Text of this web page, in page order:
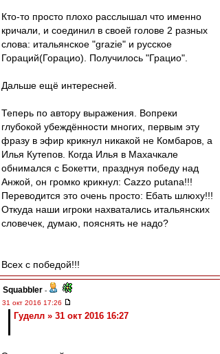
Кто-то просто плохо расслышал что именно
кричали, и соединил в своей голове 2 разных
слова: итальянское "grazie" и русское
Гораций(Горацио). Получилось "Грацио".
Дальше ещё интересней.
Теперь по автору выражения. Вопреки
глубокой убеждённости многих, первым эту
фразу в эфир крикнул никакой не Комбаров, а
Илья Кутепов. Когда Илья в Махачкале
обнимался с Бокетти, празднуя победу над
Анжой, он громко крикнул: Cazzo putana!!!
Переводится это очень просто: Ебать шлюху!!!
Откуда наши игроки нахватались итальянских
словечек, думаю, пояснять не надо?
Всех с победой!!!
Squabbler -
31 окт 2016 17:26
Гуделл » 31 окт 2016 16:27